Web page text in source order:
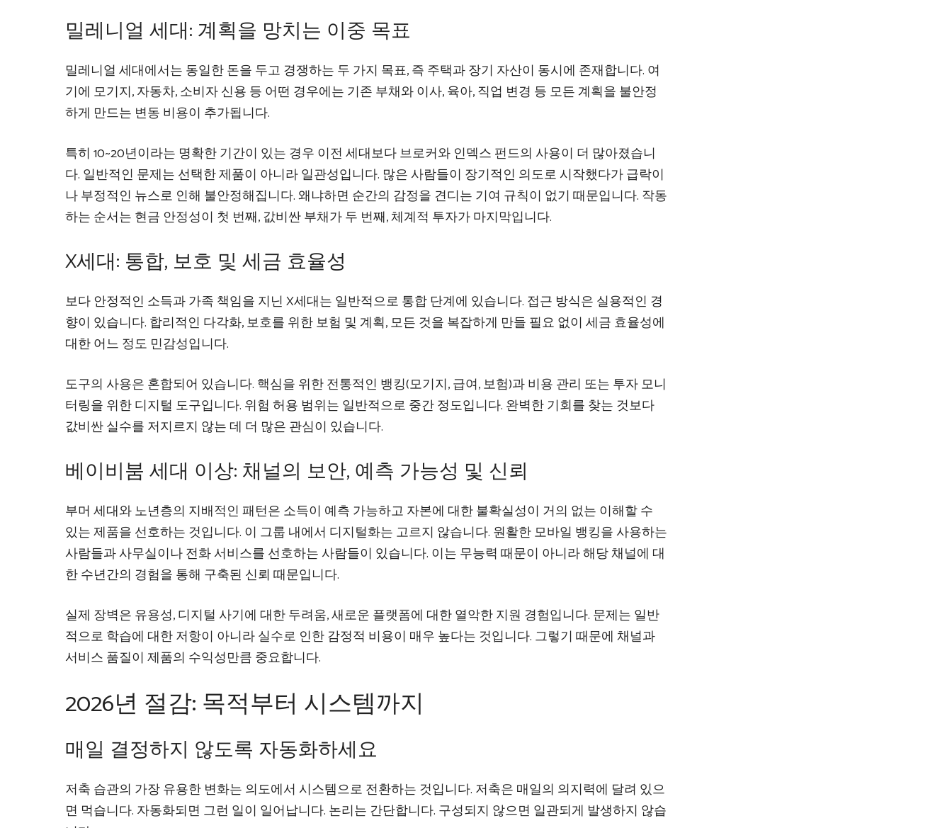
밀레니얼 세대: 계획을 망치는 이중 목표
밀레니얼 세대에서는 동일한 돈을 두고 경쟁하는 두 가지 목표, 즉 주택과 장기 자산이 동시에 존재합니다. 여
기에 모기지, 자동차, 소비자 신용 등 어떤 경우에는 기존 부채와 이사, 육아, 직업 변경 등 모든 계획을 불안정
하게 만드는 변동 비용이 추가됩니다.
특히 10~20년이라는 명확한 기간이 있는 경우 이전 세대보다 브로커와 인덱스 펀드의 사용이 더 많아졌습니
다. 일반적인 문제는 선택한 제품이 아니라 일관성입니다. 많은 사람들이 장기적인 의도로 시작했다가 급락이
나 부정적인 뉴스로 인해 불안정해집니다. 왜냐하면 순간의 감정을 견디는 기여 규칙이 없기 때문입니다. 작동
하는 순서는 현금 안정성이 첫 번째, 값비싼 부채가 두 번째, 체계적 투자가 마지막입니다.
X세대: 통합, 보호 및 세금 효율성
보다 안정적인 소득과 가족 책임을 지닌 X세대는 일반적으로 통합 단계에 있습니다. 접근 방식은 실용적인 경
향이 있습니다. 합리적인 다각화, 보호를 위한 보험 및 계획, 모든 것을 복잡하게 만들 필요 없이 세금 효율성에
대한 어느 정도 민감성입니다.
도구의 사용은 혼합되어 있습니다. 핵심을 위한 전통적인 뱅킹(모기지, 급여, 보험)과 비용 관리 또는 투자 모니
터링을 위한 디지털 도구입니다. 위험 허용 범위는 일반적으로 중간 정도입니다. 완벽한 기회를 찾는 것보다
값비싼 실수를 저지르지 않는 데 더 많은 관심이 있습니다.
베이비붐 세대 이상: 채널의 보안, 예측 가능성 및 신뢰
부머 세대와 노년층의 지배적인 패턴은 소득이 예측 가능하고 자본에 대한 불확실성이 거의 없는 이해할 수
있는 제품을 선호하는 것입니다. 이 그룹 내에서 디지털화는 고르지 않습니다. 원활한 모바일 뱅킹을 사용하는
사람들과 사무실이나 전화 서비스를 선호하는 사람들이 있습니다. 이는 무능력 때문이 아니라 해당 채널에 대
한 수년간의 경험을 통해 구축된 신뢰 때문입니다.
실제 장벽은 유용성, 디지털 사기에 대한 두려움, 새로운 플랫폼에 대한 열악한 지원 경험입니다. 문제는 일반
적으로 학습에 대한 저항이 아니라 실수로 인한 감정적 비용이 매우 높다는 것입니다. 그렇기 때문에 채널과
서비스 품질이 제품의 수익성만큼 중요합니다.
2026년 절감: 목적부터 시스템까지
매일 결정하지 않도록 자동화하세요
저축 습관의 가장 유용한 변화는 의도에서 시스템으로 전환하는 것입니다. 저축은 매일의 의지력에 달려 있으
면 먹습니다. 자동화되면 그런 일이 일어납니다. 논리는 간단합니다. 구성되지 않으면 일관되게 발생하지 않습